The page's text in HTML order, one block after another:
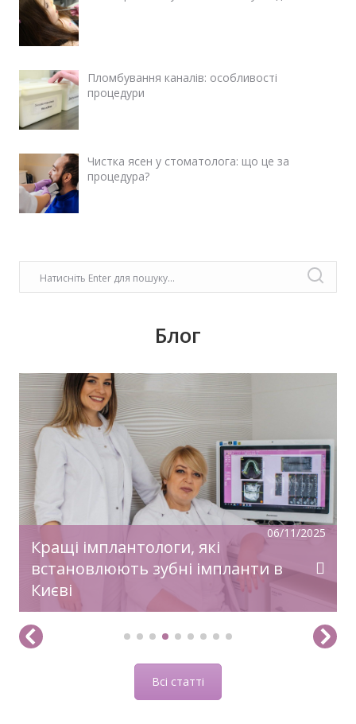
Пломбування каналів: особливості
процедури
Чистка ясен у стоматолога: що це за
процедура?
Блог
06/11/2025
Кращі імплантологи, які
встановлюють зубні імпланти в
Києві
У передноворічній метушні, коли купуються
подарунки, прикрашаються оселі, бажаємо
святкового настрою, гармонії, радості!
Нехай прийдешній рік дарує дива й
здійснення заповітного!З Новим Роком!
Всі статті